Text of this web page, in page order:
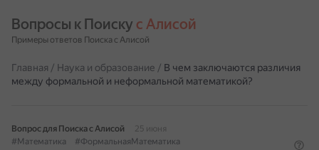
Вопросы к Поиску с Алисой
Примеры ответов Поиска с Алисой
Главная / Наука и образование / В чем заключаются различия
между формальной и неформальной математикой?
Вопрос для Поиска с Алисой
25 июня
#Математика
#ФормальнаяМатематика